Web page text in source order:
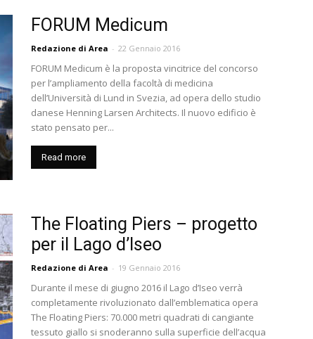
FORUM Medicum
Redazione di Area - 22 Gennaio 2016
FORUM Medicum è la proposta vincitrice del concorso
per l’ampliamento della facoltà di medicina
dell’Università di Lund in Svezia, ad opera dello studio
danese Henning Larsen Architects. Il nuovo edificio è
stato pensato per...
Read more
The Floating Piers – progetto
per il Lago d’Iseo
Redazione di Area - 19 Gennaio 2016
Durante il mese di giugno 2016 il Lago d’Iseo verrà
completamente rivoluzionato dall’emblematica opera
The Floating Piers: 70.000 metri quadrati di cangiante
tessuto giallo si snoderanno sulla superficie dell’acqua